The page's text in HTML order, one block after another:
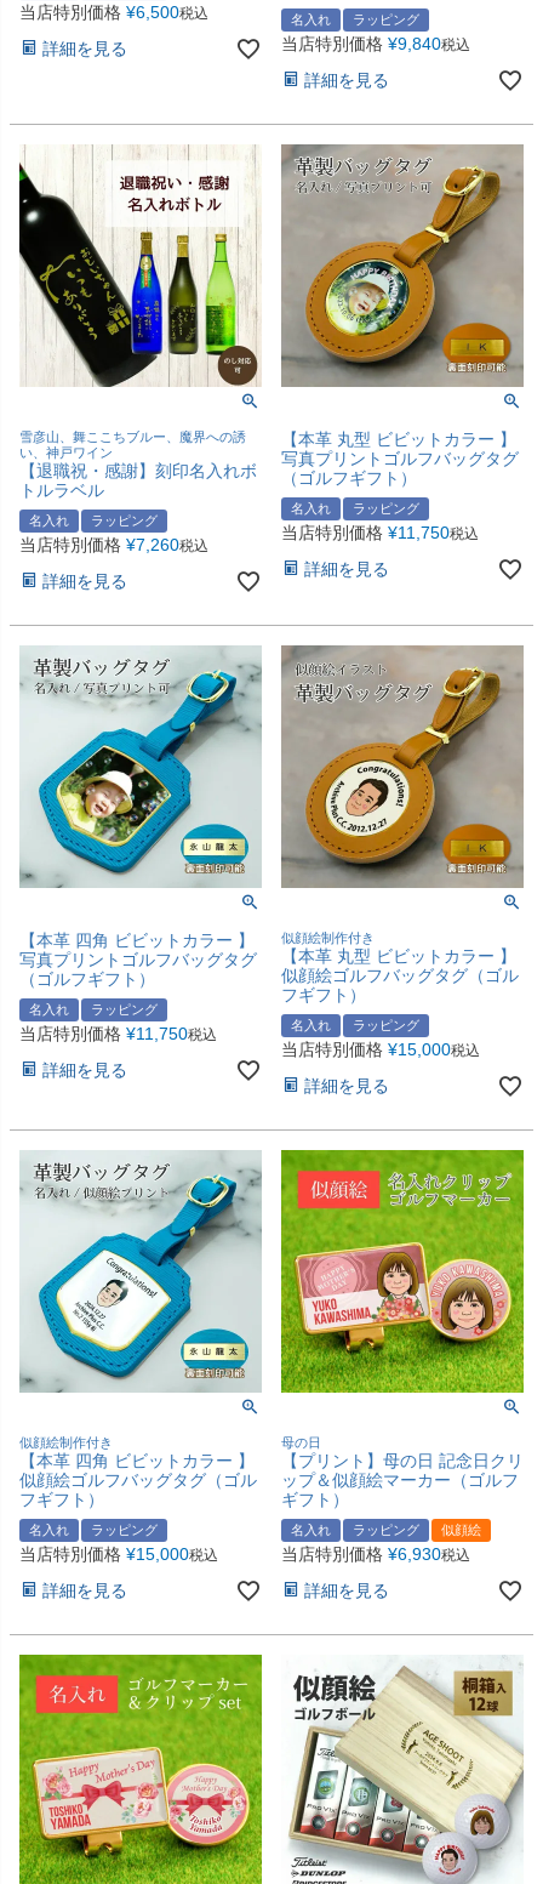
当店特別価格 ¥6,500税込
詳細を見る
名入れ ラッピング
当店特別価格 ¥9,840税込
詳細を見る
雪彦山、舞ここちブルー、魔界への誘
い、神戸ワイン
【退職祝・感謝】刻印名入れボ
トルラベル
名入れ ラッピング
当店特別価格 ¥7,260税込
詳細を見る
【本革 丸型 ビビットカラー 】
写真プリントゴルフバッグタグ
（ゴルフギフト）
名入れ ラッピング
当店特別価格 ¥11,750税込
詳細を見る
【本革 四角 ビビットカラー 】
写真プリントゴルフバッグタグ
（ゴルフギフト）
名入れ ラッピング
当店特別価格 ¥11,750税込
詳細を見る
似顔絵制作付き
【本革 丸型 ビビットカラー 】
似顔絵ゴルフバッグタグ（ゴル
フギフト）
名入れ ラッピング
当店特別価格 ¥15,000税込
詳細を見る
似顔絵制作付き
【本革 四角 ビビットカラー 】
似顔絵ゴルフバッグタグ（ゴル
フギフト）
名入れ ラッピング
当店特別価格 ¥15,000税込
詳細を見る
母の日
【プリント】母の日 記念日クリ
ップ＆似顔絵マーカー（ゴルフ
ギフト）
名入れ ラッピング 似顔絵
当店特別価格 ¥6,930税込
詳細を見る